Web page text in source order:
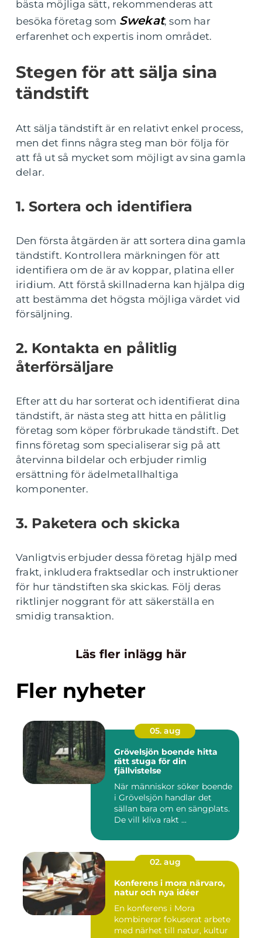
bästa möjliga sätt, rekommenderas att
besöka företag som Swekat, som har
erfarenhet och expertis inom området.
Stegen för att sälja sina
tändstift
Att sälja tändstift är en relativt enkel process,
men det finns några steg man bör följa för
att få ut så mycket som möjligt av sina gamla
delar.
1. Sortera och identifiera
Den första åtgärden är att sortera dina gamla
tändstift. Kontrollera märkningen för att
identifiera om de är av koppar, platina eller
iridium. Att förstå skillnaderna kan hjälpa dig
att bestämma det högsta möjliga värdet vid
försäljning.
2. Kontakta en pålitlig
återförsäljare
Efter att du har sorterat och identifierat dina
tändstift, är nästa steg att hitta en pålitlig
företag som köper förbrukade tändstift. Det
finns företag som specialiserar sig på att
återvinna bildelar och erbjuder rimlig
ersättning för ädelmetallhaltiga
komponenter.
3. Paketera och skicka
Vanligtvis erbjuder dessa företag hjälp med
frakt, inkludera fraktsedlar och instruktioner
för hur tändstiften ska skickas. Följ deras
riktlinjer noggrant för att säkerställa en
smidig transaktion.
Läs fler inlägg här
Fler nyheter
05. aug
Grövelsjön boende hitta
rätt stuga för din
fjällvistelse
När människor söker boende
i Grövelsjön handlar det
sällan bara om en sängplats.
De vill kliva rakt ...
02. aug
Konferens i mora närvaro,
natur och nya idéer
En konferens i Mora
kombinerar fokuserat arbete
med närhet till natur, kultur